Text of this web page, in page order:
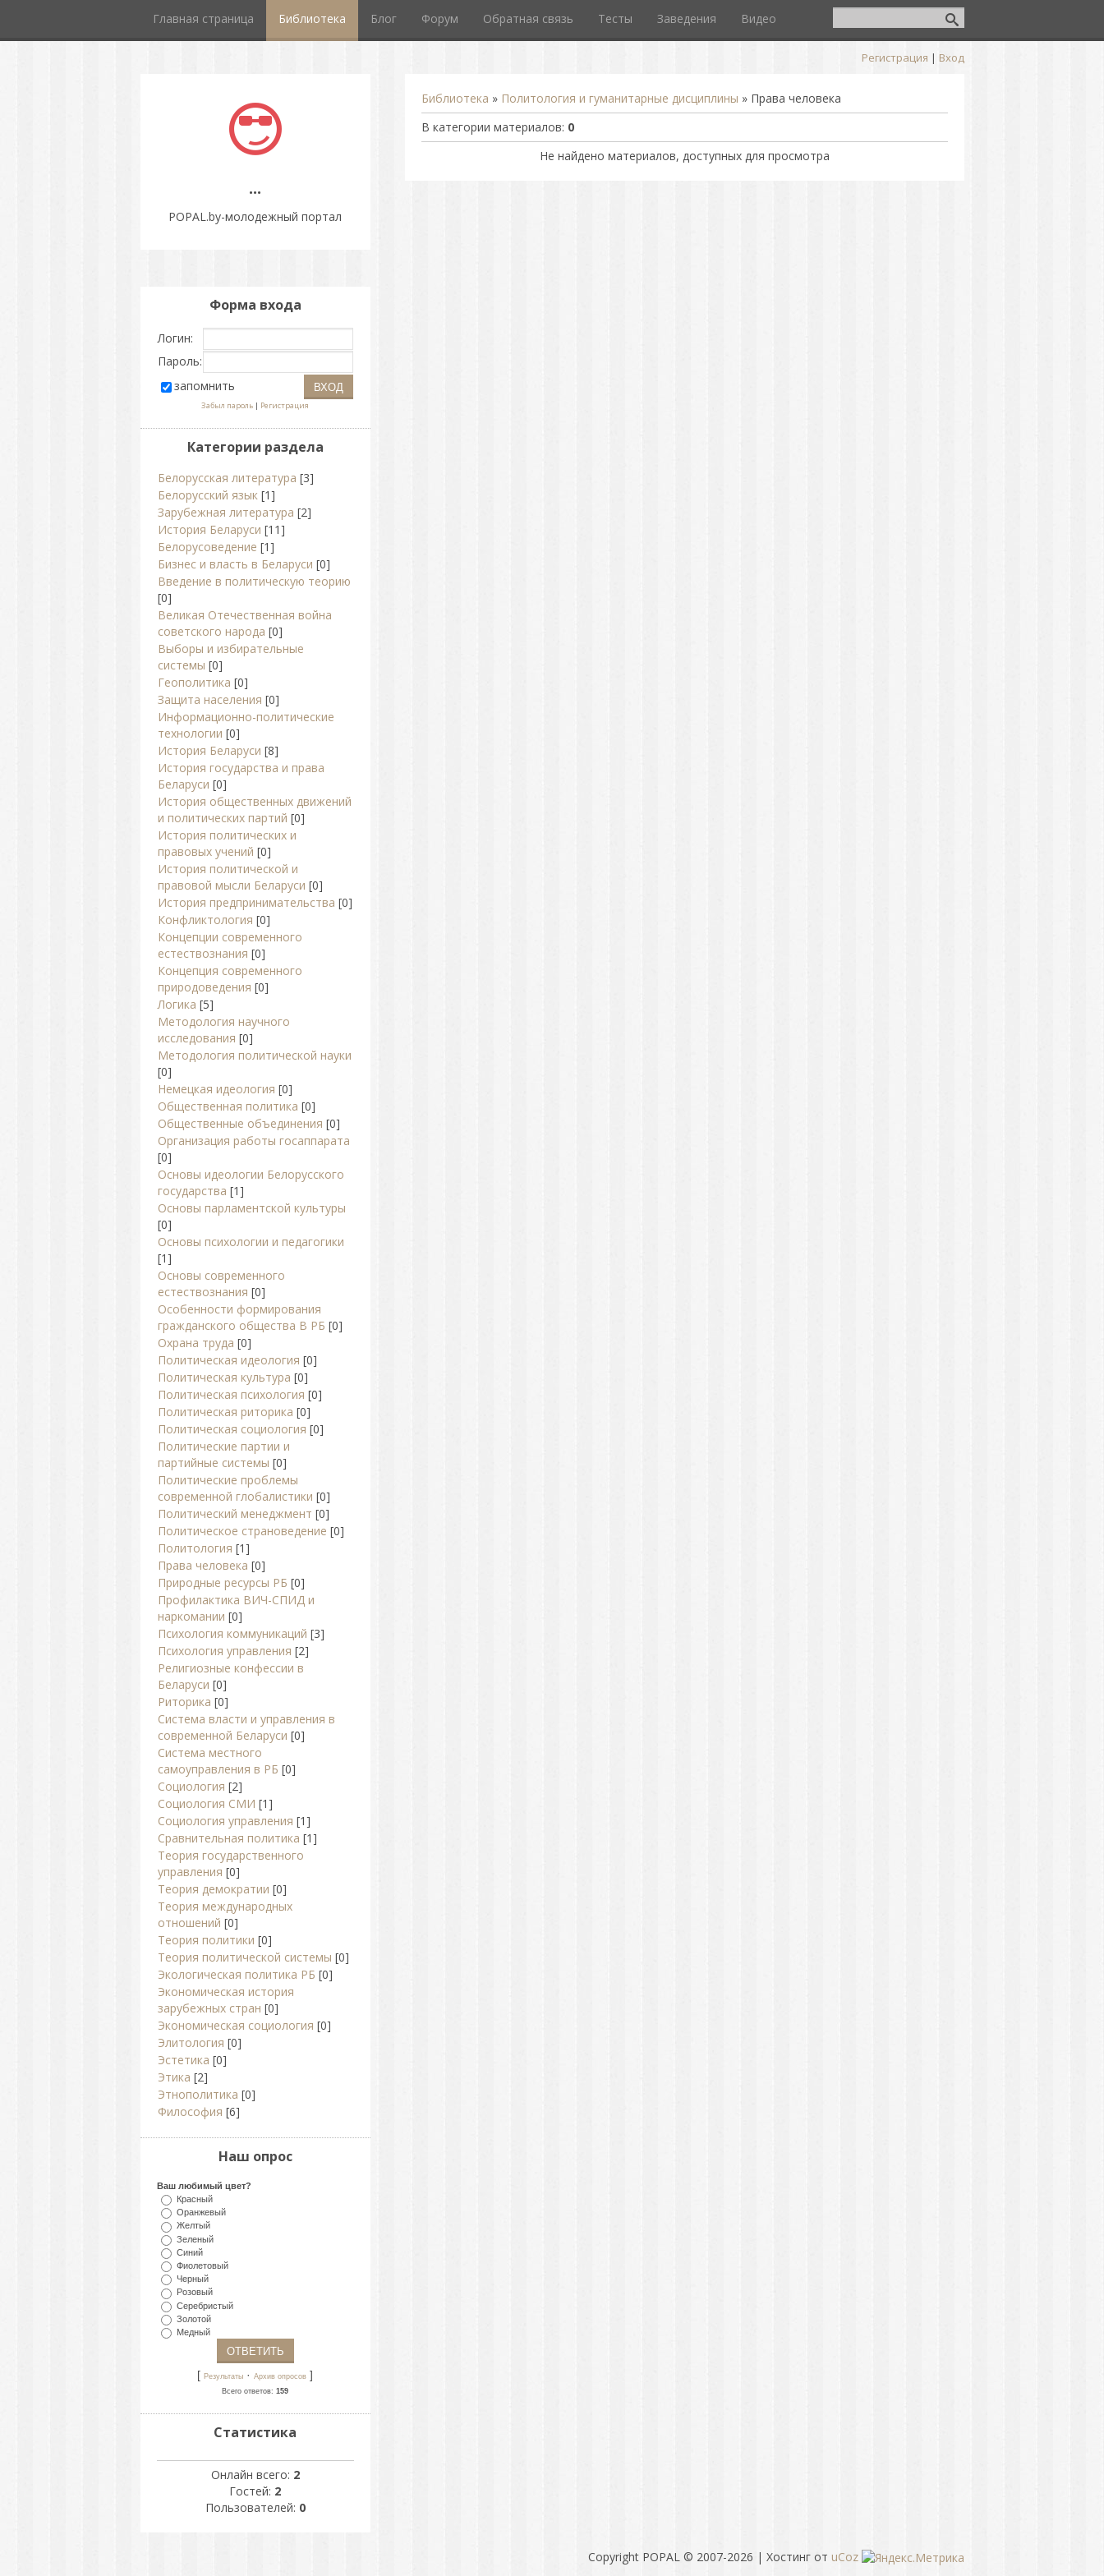
Главная страница Библиотека Блог Форум Обратная связь Тесты Заведения Видео
Регистрация | Вход
...
POPAL.by-молодежный портал
Библиотека » Политология и гуманитарные дисциплины » Права человека
В категории материалов: 0
Не найдено материалов, доступных для просмотра
Форма входа
Логин:
Пароль:
запомнить
Забыл пароль | Регистрация
Категории раздела
Белорусская литература [3]
Белорусский язык [1]
Зарубежная литература [2]
История Беларуси [11]
Белорусоведение [1]
Бизнес и власть в Беларуси [0]
Введение в политическую теорию
[0]
Великая Отечественная война
советского народа [0]
Выборы и избирательные
системы [0]
Геополитика [0]
Защита населения [0]
Информационно-политические
технологии [0]
История Беларуси [8]
История государства и права
Беларуси [0]
История общественных движений
и политических партий [0]
История политических и
правовых учений [0]
История политической и
правовой мысли Беларуси [0]
История предпринимательства [0]
Конфликтология [0]
Концепции современного
естествознания [0]
Концепция современного
природоведения [0]
Логика [5]
Методология научного
исследования [0]
Методология политической науки
[0]
Немецкая идеология [0]
Общественная политика [0]
Общественные объединения [0]
Организация работы госаппарата
[0]
Основы идеологии Белорусского
государства [1]
Основы парламентской культуры
[0]
Основы психологии и педагогики
[1]
Основы современного
естествознания [0]
Особенности формирования
гражданского общества В РБ [0]
Охрана труда [0]
Политическая идеология [0]
Политическая культура [0]
Политическая психология [0]
Политическая риторика [0]
Политическая социология [0]
Политические партии и
партийные системы [0]
Политические проблемы
современной глобалистики [0]
Политический менеджмент [0]
Политическое страноведение [0]
Политология [1]
Права человека [0]
Природные ресурсы РБ [0]
Профилактика ВИЧ-СПИД и
наркомании [0]
Психология коммуникаций [3]
Психология управления [2]
Религиозные конфессии в
Беларуси [0]
Риторика [0]
Система власти и управления в
современной Беларуси [0]
Система местного
самоуправления в РБ [0]
Социология [2]
Социология СМИ [1]
Социология управления [1]
Сравнительная политика [1]
Теория государственного
управления [0]
Теория демократии [0]
Теория международных
отношений [0]
Теория политики [0]
Теория политической системы [0]
Экологическая политика РБ [0]
Экономическая история
зарубежных стран [0]
Экономическая социология [0]
Элитология [0]
Эстетика [0]
Этика [2]
Этнополитика [0]
Философия [6]
Наш опрос
Ваш любимый цвет?
Красный
Оранжевый
Желтый
Зеленый
Синий
Фиолетовый
Черный
Розовый
Серебристый
Золотой
Медный
[ Результаты · Архив опросов ]
Всего ответов: 159
Статистика
Онлайн всего: 2
Гостей: 2
Пользователей: 0
Copyright POPAL © 2007-2026 | Хостинг от uCoz